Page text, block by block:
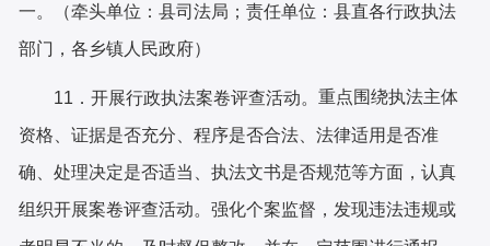
一。（牵头单位：县司法局；责任单位：县直各行政执法
部门，各乡镇人民政府）
11．开展行政执法案卷评查活动。重点围绕执法主体
资格、证据是否充分、程序是否合法、法律适用是否准
确、处理决定是否适当、执法文书是否规范等方面，认真
组织开展案卷评查活动。强化个案监督，发现违法违规或